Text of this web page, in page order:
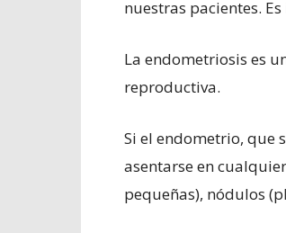
nuestras pacientes.
La endometriosis es
reproductiva.
Si el endometrio, que
asentarse en
pequeñas), nódulos